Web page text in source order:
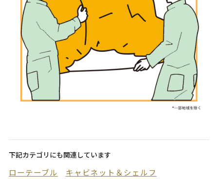
下記カテゴリにも関連しています
ローテーブル
キャビネット＆シェルフ